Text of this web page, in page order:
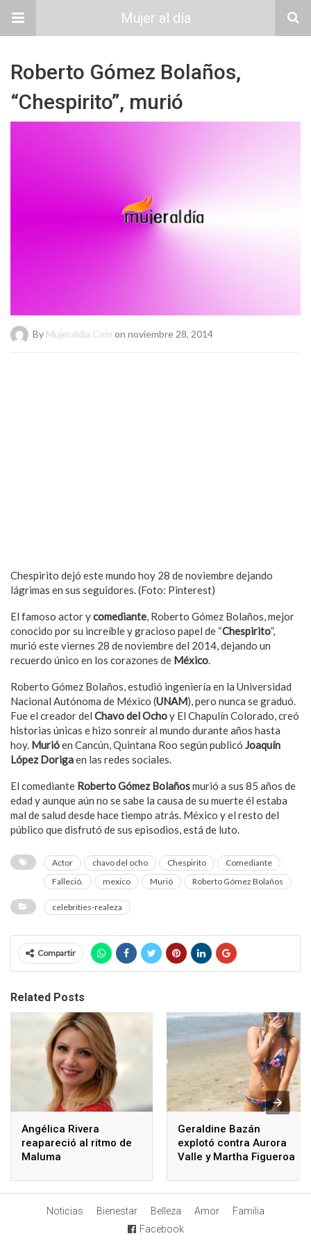
Mujer al día
Roberto Gómez Bolaños,
“Chespirito”, murió
By Mujeraldia.com on noviembre 28, 2014
Chespirito dejó este mundo hoy 28 de noviembre dejando
lágrimas en sus seguidores. (Foto: Pinterest)
El famoso actor ycomediante, Roberto Gómez Bolaños, mejor
conocido por su increíble y gracioso papel de “Chespirito”,
murió este viernes 28 de noviembre del 2014, dejando un
recuerdo único en los corazones de México.
Roberto Gómez Bolaños, estudió ingeniería en la Universidad
Nacional Autónoma de México (UNAM), pero nunca se graduó.
Fue el creador del Chavo del Ochoy El Chapulín Colorado, creó
historias únicas e hizo sonreír al mundo durante años hasta
hoy. Murióen Cancún, Quintana Roo según publicó Joaquín
López Dorigaen las redes sociales.
El comediante Roberto Gómez Bolañosmurió a sus 85 años de
edad y aunque aún no se sabe la causa de su muerte él estaba
mal de salud desde hace tiempo atrás. México y el resto del
público que disfrutó de sus episodios, está de luto.
Actor chavo del ocho Chespirito
Comediante
Falleció.
mexico Murió Roberto Gómez Bolaños
celebrities-realeza
Compartir
Related Posts
Angélica Rivera
reapareció al ritmo de
Maluma
Geraldine Bazán
explotó contra Aurora
Valle y Martha Figueroa
Noticias Bienestar Belleza Amor
Familia
Facebook